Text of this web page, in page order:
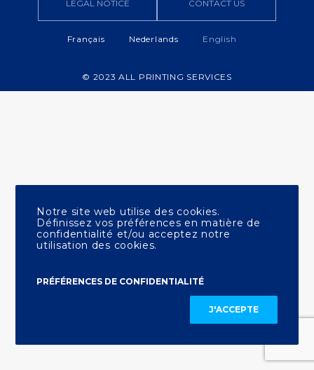
LEGAL NOTICE CONTACT US
Français Nederlands English
© 2023 ALL PRINTING SERVICES
Notre site web utilise des cookies.
Définissez vos préférences en matière de
confidentialité et/ou acceptez notre
utilisation des cookies.
PRÉFÉRENCES DE CONFIDENTIALITÉ
J'ACCEPTE